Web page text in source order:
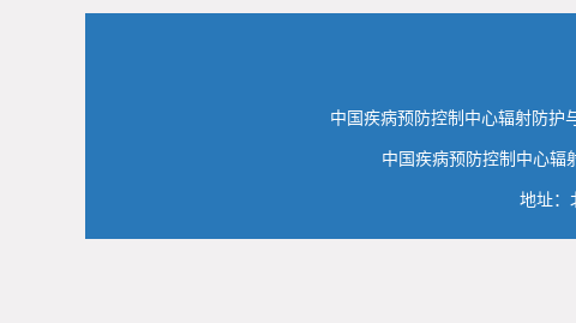
中国疾病预防控制中心辐射防护
中国疾病预防控制中心辐
地址：